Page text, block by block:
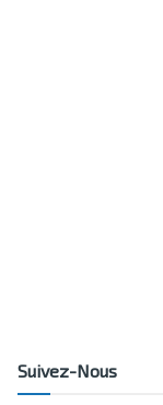
Suivez-Nous